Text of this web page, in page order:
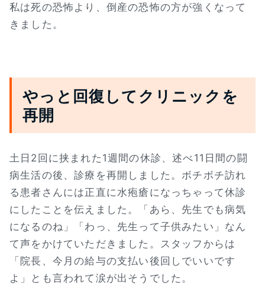
私は死の恐怖より、倒産の恐怖の方が強くなって
きました。
やっと回復してクリニックを
再開
土日2回に挟まれた1週間の休診、述べ11日間の闘
病生活の後、診療を再開しました。ボチボチ訪れ
る患者さんには正直に水疱瘡になっちゃって休診
にしたことを伝えました。「あら、先生でも病気
になるのね」「わっ、先生って子供みたい」なん
て声をかけていただきました。スタッフからは
「院長、今月の給与の支払い後回しでいいです
よ」とも言われて涙が出そうでした。